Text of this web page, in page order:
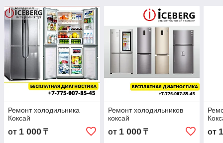
Ремонт холодильника
Коксай
от 1 000 ₸
Ремонт холодильников
коксай
от 1 000₸ от